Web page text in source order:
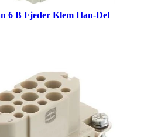
6 B Fjeder Klem Han-Del